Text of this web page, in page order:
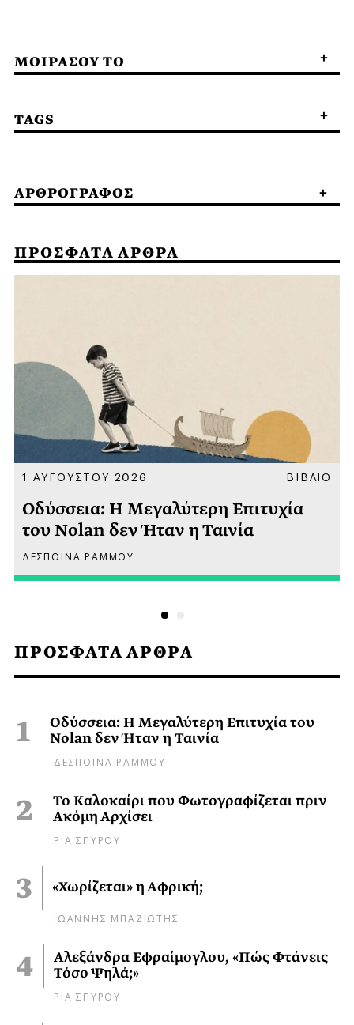
ΠΡΟΣΦΑΤΑ ΑΡΘΡΑ
Οδύσσεια: Η Μεγαλύτερη Επιτυχία του
Nolan δεν Ήταν η Ταινία
ΔΕΣΠΟΙΝΑ ΡΑΜΜΟΥ
Το Καλοκαίρι που Φωτογραφίζεται πριν
Ακόμη Αρχίσει
ΡΙΑ ΣΠΥΡΟΥ
«Χωρίζεται» η Αφρική;
ΙΩΑΝΝΗΣ ΜΠΑΖΙΩΤΗΣ
Αλεξάνδρα Εφραίμογλου, «Πώς Φτάνεις
Τόσο Ψηλά;»
ΡΙΑ ΣΠΥΡΟΥ
ΜΟΙΡΑΣΟΥ ΤΟ
TAGS
ΑΡΘΡΟΓΡΑΦΟΣ
ΠΡΟΣΦΑΤΑ ΑΡΘΡΑ
1 ΑΥΓΟΥΣΤΟΥ 2026 ΒΙΒΛΙΟ
Οδύσσεια: Η Μεγαλύτερη Επιτυχία
του Nolan δεν Ήταν η Ταινία
ΔΕΣΠΟΙΝΑ ΡΑΜΜΟΥ